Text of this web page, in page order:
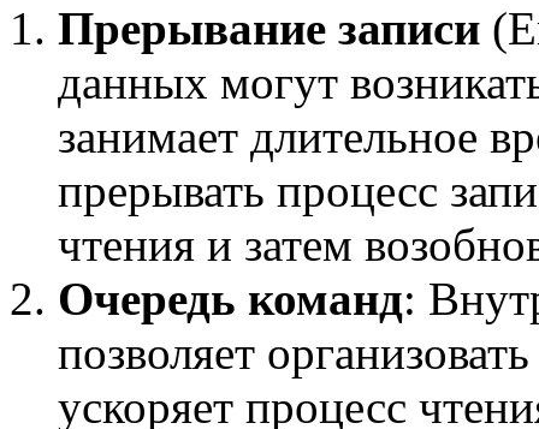
Прерывание записи
данных могут
занимает длительное
прерывать процесс
чтения и затем
Очередь команд:
позволяет
ускоряет процесс